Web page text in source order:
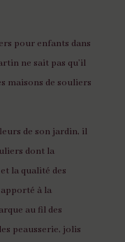
pour enfants dans
ne sait pas qu’il
maisons de souliers
de son jardin, il
dont la
la qualité des
à la
au fil des
peausserie, jolis